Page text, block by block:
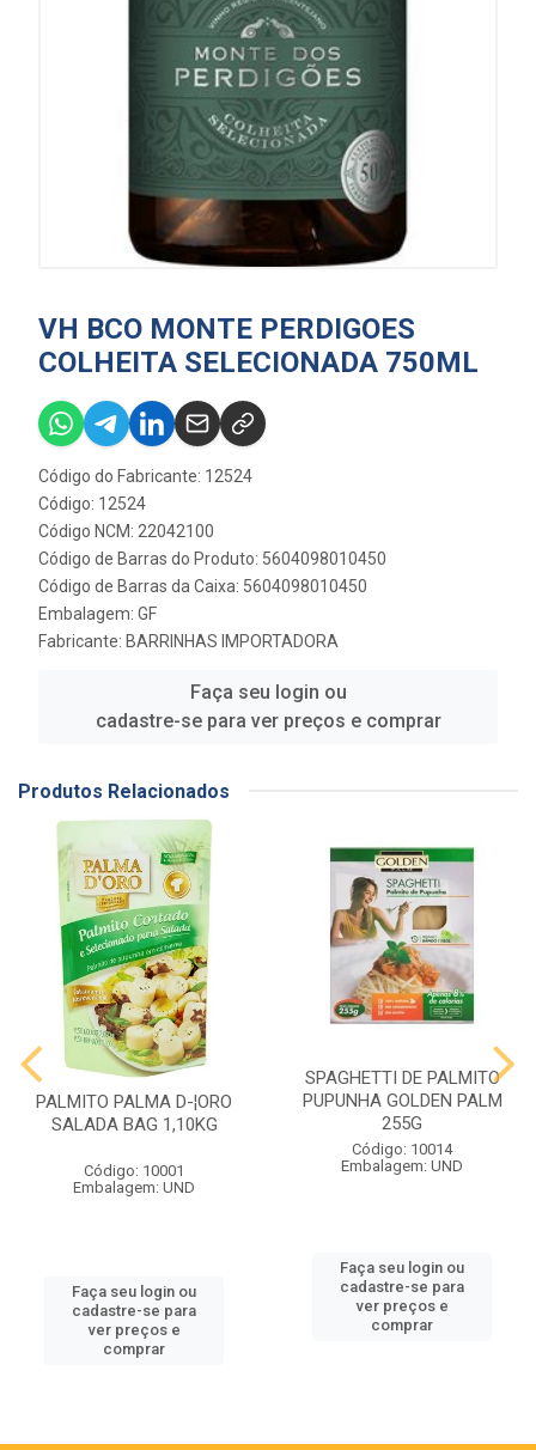
VH BCO MONTE PERDIGOES
COLHEITA SELECIONADA 750ML
Código do Fabricante: 12524
Código: 12524
Código NCM: 22042100
Código de Barras do Produto: 5604098010450
Código de Barras da Caixa: 5604098010450
Embalagem: GF
Fabricante: BARRINHAS IMPORTADORA
Faça seu login ou
cadastre-se para ver preços e comprar
Produtos Relacionados
PALMITO PALMA D-¦ORO
SALADA BAG 1,10KG
Código: 10001
Embalagem: UND
Faça seu login ou
cadastre-se para
ver preços e
comprar
SPAGHETTI DE PALMITO
PUPUNHA GOLDEN PALM
255G
Código: 10014
Embalagem: UND
Faça seu login ou
cadastre-se para
ver preços e
comprar